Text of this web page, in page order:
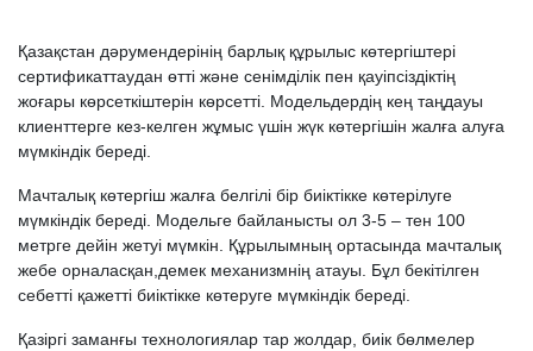
Қазақстан дәрумендерінің барлық құрылыс көтергіштері
сертификаттаудан өтті және сенімділік пен қауіпсіздіктің
жоғары көрсеткіштерін көрсетті. Модельдердің кең таңдауы
клиенттерге кез-келген жұмыс үшін жүк көтергішін жалға алуға
мүмкіндік береді.
Мачталық көтергіш жалға белгілі бір биіктікке көтерілуге
мүмкіндік береді. Модельге байланысты ол 3-5 – тен 100
метрге дейін жетуі мүмкін. Құрылымның ортасында мачталық
жебе орналасқан,демек механизмнің атауы. Бұл бекітілген
себетті қажетті биіктікке көтеруге мүмкіндік береді.
Қазіргі заманғы технологиялар тар жолдар, биік бөлмелер